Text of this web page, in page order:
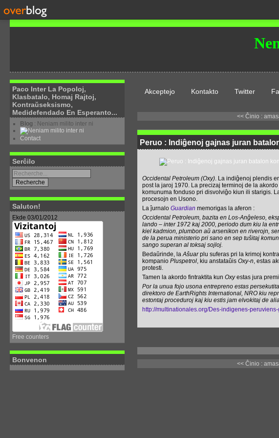
Paco Inter La Popoloj,
Klasbatalo, Homaj Rajtoj,
Kontraŭseksismo,
Medidefendado En Esperanto...
Blog : Neniam milito inter ni
Contact
Serĉilo
Saluton!
Ekde 03/01/2012
Free counters
Bonvenon
Akceptejo Kontakto Twitter
<< Ĉinio :
Peruo : Indiĝenoj gajnas juran
Occidental Petroleum (Oxy). La indiĝenoj plendis
post la jaroj 1970. La precizaj terminoj de la
komunuma fonduso pri disvolviĝo kiun ili starigis.
procesojn en Usono.
La ĵurnalo Guardian memorigas la aferon :
Occidental Petroleum, bazita en Los-Anĝeleso,
lando – inter 1972 kaj 2000, periodo dum kiu la
kiel kadmion, plumbon aŭ arsenikon en riverojn,
de la perua ministerio pri sano en sep tuŝitaj
sango superan al toksaj sojloj.
Bedaŭrinde, laAŝuarplu suferas pri la krimoj
kompanio Pluspetrol, kiu anstataŭis Oxy-n, estas
protesti.
Tamen la akordo fintraktita kun Oxyestas jura
Por la unua fojo usona entrepreno estas
direktoro de EarthRights International, NRO kiu
estontaj proceduroj kaj kiu estis jam elvokitaj de
http://multinationales.org/Des-indigenes-
<< Ĉinio :